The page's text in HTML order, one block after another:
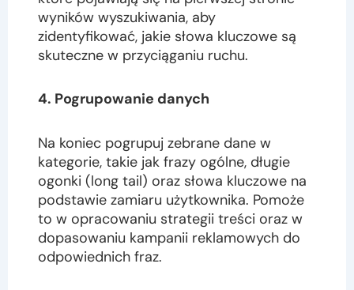
wyników wyszukiwania, aby
zidentyfikować, jakie słowa kluczowe są
skuteczne w przyciąganiu ruchu.
4. Pogrupowanie danych
Na koniec pogrupuj zebrane dane w
kategorie, takie jak frazy ogólne, długie
ogonki (long tail) oraz słowa kluczowe na
podstawie zamiaru użytkownika. Pomoże
to w opracowaniu strategii treści oraz w
dopasowaniu kampanii reklamowych do
odpowiednich fraz.